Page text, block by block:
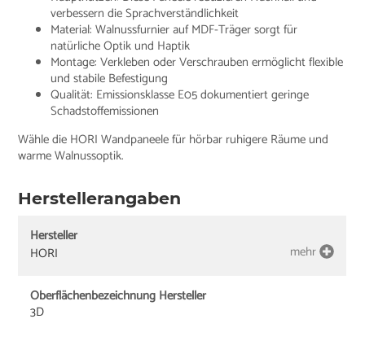
verbessern die Sprachverständlichkeit
Material: Walnussfurnier auf MDF-Träger sorgt für
natürliche Optik und Haptik
Montage: Verkleben oder Verschrauben ermöglicht flexible
und stabile Befestigung
Qualität: Emissionsklasse E05 dokumentiert geringe
Schadstoffemissionen
Wähle die HORI Wandpaneele für hörbar ruhigere Räume und
warme Walnussoptik.
Herstellerangaben
Hersteller
HORI
mehr
Oberflächenbezeichnung Hersteller
3D